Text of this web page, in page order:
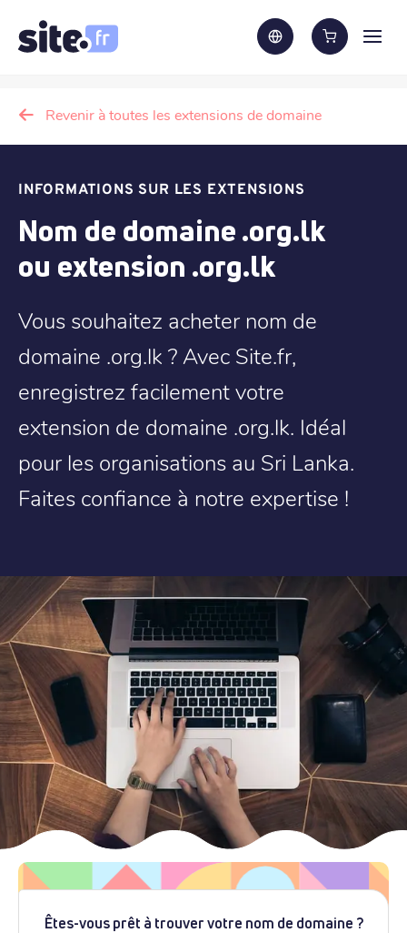
Revenir à toutes les extensions de domaine
INFORMATIONS SUR LES EXTENSIONS
Nom de domaine .org.lk
ou extension .org.lk
Vous souhaitez acheter nom de
domaine .org.lk ? Avec Site.fr,
enregistrez facilement votre
extension de domaine .org.lk. Idéal
pour les organisations au Sri Lanka.
Faites confiance à notre expertise !
Êtes-vous prêt à trouver votre nom de domaine ?